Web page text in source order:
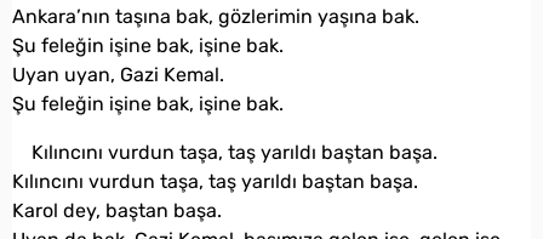
Ankara’nın taşına bak, gözlerimin yaşına bak.
Şu feleğin işine bak, işine bak.
Uyan uyan, Gazi Kemal.
Şu feleğin işine bak, işine bak.
Kılıncını vurdun taşa, taş yarıldı baştan başa.
Kılıncını vurdun taşa, taş yarıldı baştan başa.
Karol dey, baştan başa.